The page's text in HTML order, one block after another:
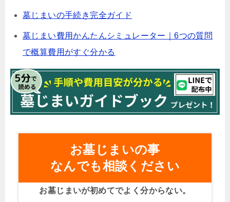
墓じまいの手続き完全ガイド
墓じまい費用かんたんシミュレーター｜6つの質問
で概算費用がすぐ分かる
お墓じまいの事
なんでも相談ください
お墓じまいが初めてでよく分からない。